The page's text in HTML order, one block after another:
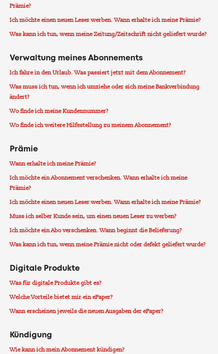
Prämie?
Ich möchte einen neuen Leser werben. Wann erhalte ich meine Prämie?
Was kann ich tun, wenn meine Zeitung/Zeitschrift nicht geliefert wurde?
Verwaltung meines Abonnements
Ich fahre in den Urlaub. Was passiert jetzt mit dem Abonnement?
Was muss ich tun, wenn ich umziehe oder sich meine Bankverbindung
ändert?
Wo finde ich meine Kundennummer?
Wo finde ich weitere Hilfestellung zu meinem Abonnement?
Prämie
Wann erhalte ich meine Prämie?
Ich möchte ein Abonnement verschenken. Wann erhalte ich meine
Prämie?
Ich möchte einen neuen Leser werben. Wann erhalte ich meine Prämie?
Muss ich selber Kunde sein, um einen neuen Leser zu werben?
Ich möchte ein Abo verschenken. Wann beginnt die Belieferung?
Was kann ich tun, wenn meine Prämie nicht oder defekt geliefert wurde?
Digitale Produkte
Was für digitale Produkte gibt es?
Welche Vorteile bietet mir ein ePaper?
Wann erscheinen jeweils die neuen Ausgaben der ePaper?
Kündigung
Wie kann ich mein Abonnement kündigen?